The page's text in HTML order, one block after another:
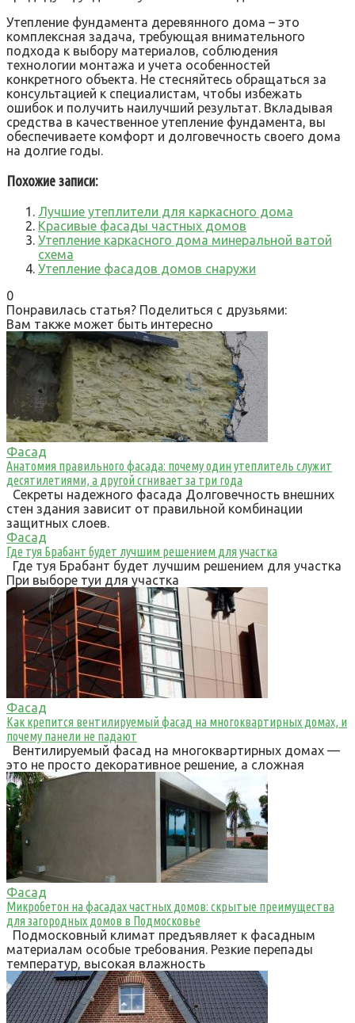
Утепление фундамента деревянного дома – это
комплексная задача, требующая внимательного
подхода к выбору материалов, соблюдения
технологии монтажа и учета особенностей
конкретного объекта. Не стесняйтесь обращаться за
консультацией к специалистам, чтобы избежать
ошибок и получить наилучший результат. Вкладывая
средства в качественное утепление фундамента, вы
обеспечиваете комфорт и долговечность своего дома
на долгие годы.
Похожие записи:
Лучшие утеплители для каркасного дома
Красивые фасады частных домов
Утепление каркасного дома минеральной ватой
схема
Утепление фасадов домов снаружи
0
Понравилась статья? Поделиться с друзьями:
Вам также может быть интересно
Фасад
Анатомия правильного фасада: почему один утеплитель служит
десятилетиями, а другой сгнивает за три года
Секреты надежного фасада Долговечность внешних
стен здания зависит от правильной комбинации
защитных слоев.
Фасад
Где туя Брабант будет лучшим решением для участка
Где туя Брабант будет лучшим решением для участка
При выборе туи для участка
Фасад
Как крепится вентилируемый фасад на многоквартирных домах, и
почему панели не падают
Вентилируемый фасад на многоквартирных домах —
это не просто декоративное решение, а сложная
Фасад
Микробетон на фасадах частных домов: скрытые преимущества
для загородных домов в Подмосковье
Подмосковный климат предъявляет к фасадным
материалам особые требования. Резкие перепады
температур, высокая влажность